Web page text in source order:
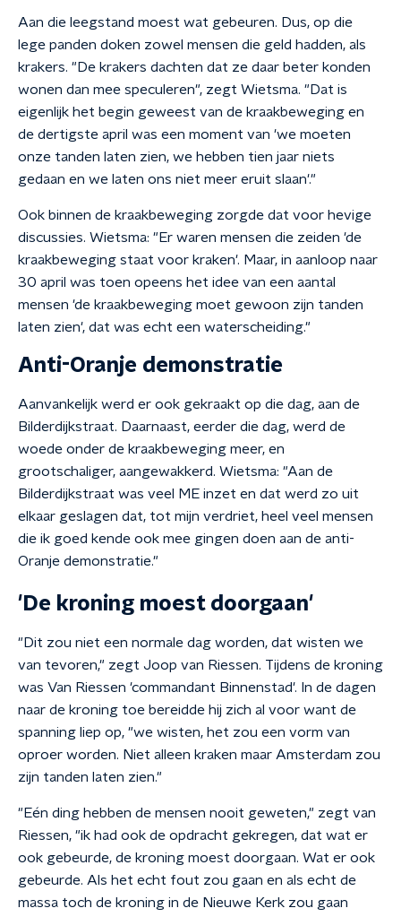
Aan die leegstand moest wat gebeuren. Dus, op die
lege panden doken zowel mensen die geld hadden, als
krakers. "De krakers dachten dat ze daar beter konden
wonen dan mee speculeren", zegt Wietsma. "Dat is
eigenlijk het begin geweest van de kraakbeweging en
de dertigste april was een moment van 'we moeten
onze tanden laten zien, we hebben tien jaar niets
gedaan en we laten ons niet meer eruit slaan'."
Ook binnen de kraakbeweging zorgde dat voor hevige
discussies. Wietsma: "Er waren mensen die zeiden 'de
kraakbeweging staat voor kraken'. Maar, in aanloop naar
30 april was toen opeens het idee van een aantal
mensen 'de kraakbeweging moet gewoon zijn tanden
laten zien', dat was echt een waterscheiding."
Anti-Oranje demonstratie
Aanvankelijk werd er ook gekraakt op die dag, aan de
Bilderdijkstraat. Daarnaast, eerder die dag, werd de
woede onder de kraakbeweging meer, en
grootschaliger, aangewakkerd. Wietsma: "Aan de
Bilderdijkstraat was veel ME inzet en dat werd zo uit
elkaar geslagen dat, tot mijn verdriet, heel veel mensen
die ik goed kende ook mee gingen doen aan de anti-
Oranje demonstratie."
'De kroning moest doorgaan'
"Dit zou niet een normale dag worden, dat wisten we
van tevoren," zegt Joop van Riessen. Tijdens de kroning
was Van Riessen 'commandant Binnenstad'. In de dagen
naar de kroning toe bereidde hij zich al voor want de
spanning liep op, "we wisten, het zou een vorm van
oproer worden. Niet alleen kraken maar Amsterdam zou
zijn tanden laten zien."
"Eén ding hebben de mensen nooit geweten," zegt van
Riessen, "ik had ook de opdracht gekregen, dat wat er
ook gebeurde, de kroning moest doorgaan. Wat er ook
gebeurde. Als het echt fout zou gaan en als echt de
massa toch de kroning in de Nieuwe Kerk zou gaan